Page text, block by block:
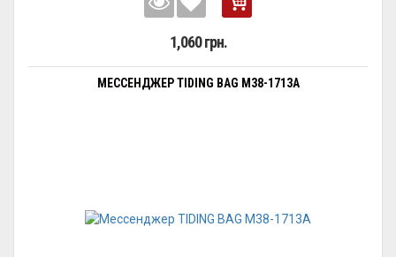
1,060 грн.
МЕССЕНДЖЕР TIDING BAG M38-1713A